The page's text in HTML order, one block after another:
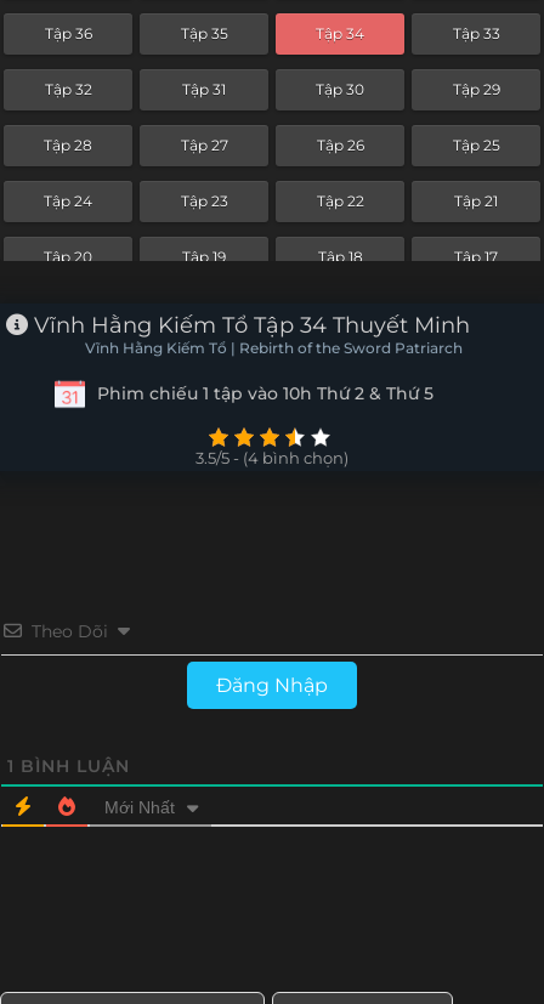
Tập 36 Tập 35 Tập 34 Tập 33
Tập 32 Tập 31 Tập 30 Tập 29
Tập 28 Tập 27 Tập 26 Tập 25
Tập 24 Tập 23 Tập 22 Tập 21
Tập 20 Tập 19 Tập 18 Tập 17
Tập 16 Tập 15 Tập 14 Tập 13
Tập 7 Tập 6
Vĩnh Hằng Kiếm Tổ Tập 34 Thuyết Minh
Vĩnh Hằng Kiếm Tổ | Rebirth of the Sword Patriarch
Phim chiếu 1 tập vào 10h Thứ 2 & Thứ 5
3.5/5 - (4 bình chọn)
Theo Dõi
Đăng Nhập
1 BÌNH LUẬN
Mới Nhất